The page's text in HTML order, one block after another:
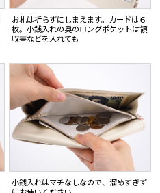
お札は折らずにしまえます。カードは６
枚。小銭入れの奥のロングポケットは領
収書などを入れても
小銭入れはマチなしなので、溜めすぎず